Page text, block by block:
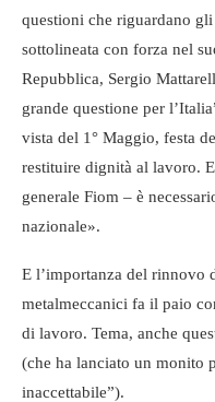
questioni che riguardano
sottolineata con forza nel
Repubblica, Sergio
grande questione per
vista del 1° Maggio, festa
restituire dignità al lavoro.
generale Fiom – è
nazionale».
E l’importanza del rinnovo
metalmeccanici fa il paio
di lavoro. Tema, anche
(che ha lanciato un monito
inaccettabile”).